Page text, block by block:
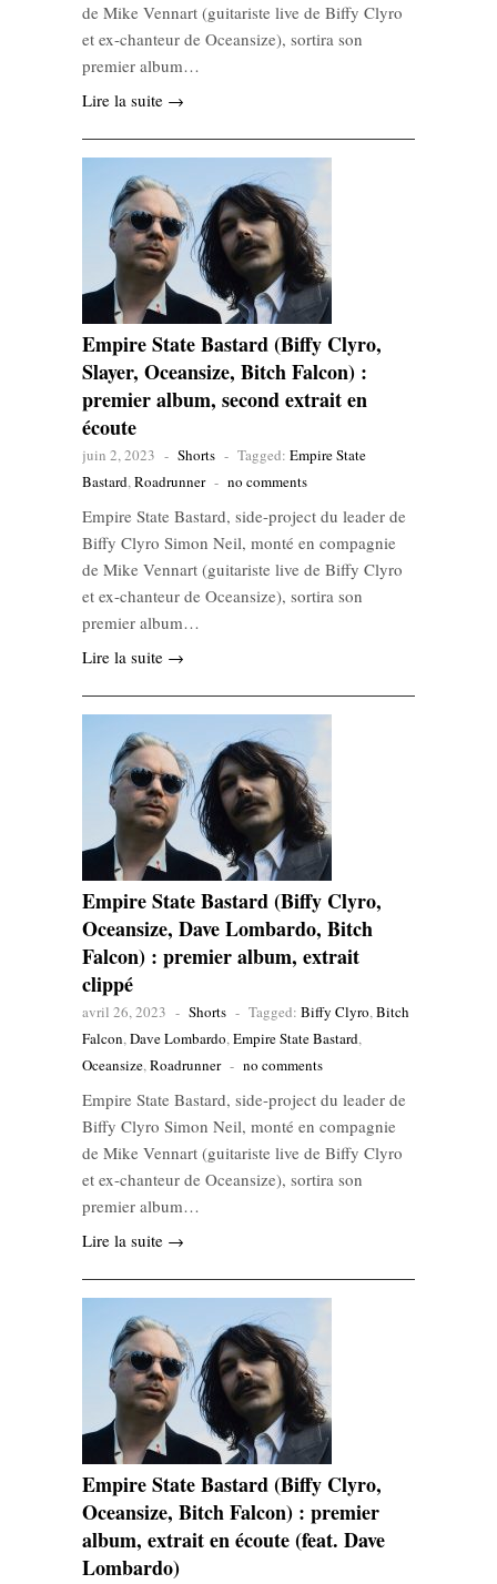
de Mike Vennart (guitariste live de Biffy Clyro
et ex-chanteur de Oceansize), sortira son
premier album…
Lire la suite →
Empire State Bastard (Biffy Clyro,
Slayer, Oceansize, Bitch Falcon) :
premier album, second extrait en
écoute
juin 2, 2023 - Shorts - Tagged: Empire State
Bastard,Roadrunner - no comments
Empire State Bastard, side-project du leader de
Biffy Clyro Simon Neil, monté en compagnie
de Mike Vennart (guitariste live de Biffy Clyro
et ex-chanteur de Oceansize), sortira son
premier album…
Lire la suite →
Empire State Bastard (Biffy Clyro,
Oceansize, Dave Lombardo, Bitch
Falcon) : premier album, extrait
clippé
avril 26, 2023 - Shorts - Tagged: Biffy Clyro,Bitch
Falcon,Dave Lombardo,Empire State Bastard,
Oceansize,Roadrunner - no comments
Empire State Bastard, side-project du leader de
Biffy Clyro Simon Neil, monté en compagnie
de Mike Vennart (guitariste live de Biffy Clyro
et ex-chanteur de Oceansize), sortira son
premier album…
Lire la suite →
Empire State Bastard (Biffy Clyro,
Oceansize, Bitch Falcon) : premier
album, extrait en écoute (feat. Dave
Lombardo)